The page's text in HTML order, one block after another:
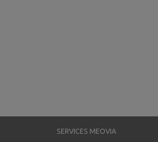
SERVICES MEOVIA